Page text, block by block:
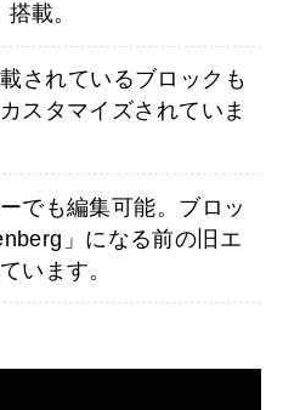
載。
されているブロックも
スタマイズされていま
でも編集可能。ブロッ
」になる前の旧エ
います。